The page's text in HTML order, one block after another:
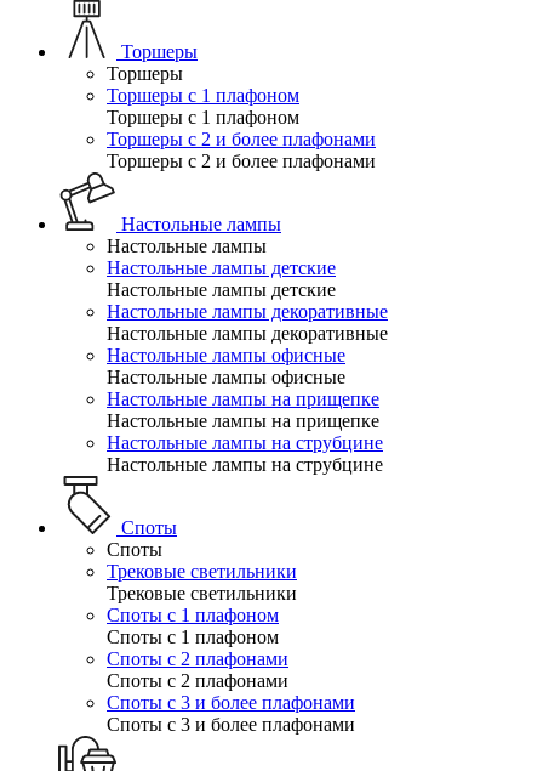
Торшеры
Торшеры
Торшеры с 1 плафоном
Торшеры с 1 плафоном
Торшеры с 2 и более плафонами
Торшеры с 2 и более плафонами
Настольные лампы
Настольные лампы
Настольные лампы детские
Настольные лампы детские
Настольные лампы декоративные
Настольные лампы декоративные
Настольные лампы офисные
Настольные лампы офисные
Настольные лампы на прищепке
Настольные лампы на прищепке
Настольные лампы на струбцине
Настольные лампы на струбцине
Споты
Споты
Трековые светильники
Трековые светильники
Споты с 1 плафоном
Споты с 1 плафоном
Споты с 2 плафонами
Споты с 2 плафонами
Споты с 3 и более плафонами
Споты с 3 и более плафонами